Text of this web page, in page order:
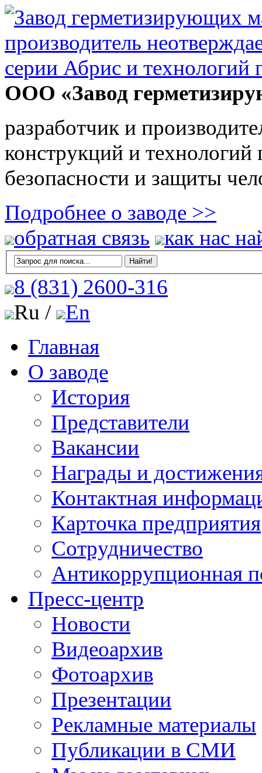
ООО «Завод
разработчик и
конструкций и
безопасности и защиты
Подробнее о заводе >>
обратная связь
как нас
8 (831) 2600-316
Ru /
En
Главная
О заводе
История
Представители
Вакансии
Награды и
Контактная
Карточка предприятия
Сотрудничество
Антикоррупционная
Пресс-центр
Новости
Видеоархив
Фотоархив
Презентации
Рекламные материалы
Публикации в СМИ